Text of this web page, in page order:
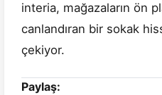
interia, mağazaların ön
canlandıran bir sokak
çekiyor.
Paylaş: